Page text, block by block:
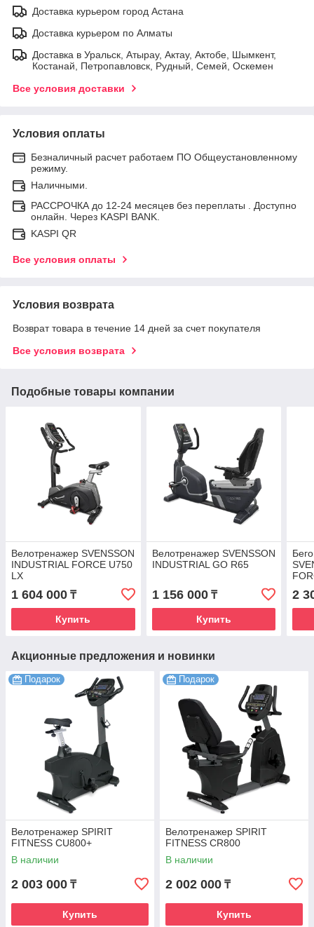
Доставка курьером город Астана
Доставка курьером по Алматы
Доставка в Уральск, Атырау, Актау, Актобе, Шымкент,
Костанай, Петропавловск, Рудный, Семей, Оскемен
Все условия доставки
Условия оплаты
Безналичный расчет работаем ПО Общеустановленному
режиму.
Наличными.
РАССРОЧКА до 12-24 месяцев без переплаты . Доступно
онлайн. Через KASPI BANK.
KASPI QR
Все условия оплаты
Условия возврата
Возврат товара в течение 14 дней за счет покупателя
Все условия возврата
Подобные товары компании
Велотренажер SVENSSON
INDUSTRIAL FORCE U750
LX
1 604 000 ₸
Купить
Велотренажер SVENSSON
INDUSTRIAL GO R65
1 156 000₸
Купить
2
Акционные предложения и новинки
Подарок
Велотренажер SPIRIT
FITNESS CU800+
В наличии
2 003 000 ₸
Купить
Подарок
Велотренажер SPIRIT
FITNESS CR800
В наличии
2 002 000 ₸
Купить